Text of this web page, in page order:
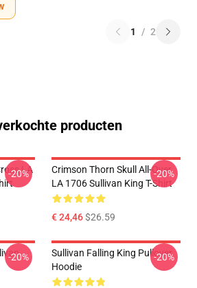
1 / 2
producten
LA
-20%
Crimson Thorn Skull All-Over
LA 1706 Sullivan King T-Shirt
€ 24,46$26.59
-20%
-20%
Sullivan Falling King Pullover
Hoodie
-20%